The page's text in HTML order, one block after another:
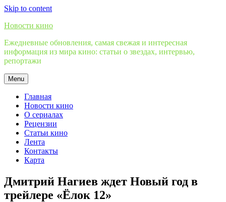
Skip to content
Новости кино
Ежедневные обновления, самая свежая и интересная
информация из мира кино: статьи о звездах, интервью,
репортажи
Menu
Главная
Новости кино
О сериалах
Рецензии
Статьи кино
Лента
Контакты
Карта
Дмитрий Нагиев ждет Новый год в
трейлере «Ёлок 12»